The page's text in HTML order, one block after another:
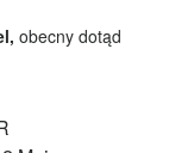
obecny dotąd